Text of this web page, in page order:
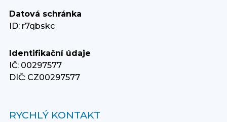
Datová schránka
ID: r7qbskc
Identifikační údaje
IČ: 00297577
DIČ: CZ00297577
RYCHLÝ KONTAKT